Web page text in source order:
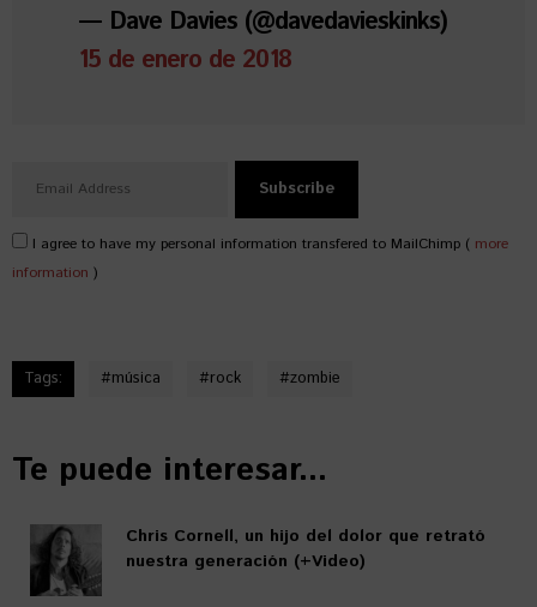
— Dave Davies (@davedavieskinks)
15 de enero de 2018
I agree to have my personal information transfered to MailChimp ( more
information )
Tags: #música #rock #zombie
Te puede interesar...
Chris Cornell, un hijo del dolor que retrató
nuestra generación (+Video)